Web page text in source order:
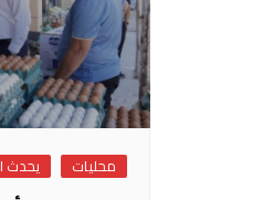
محليات يحدث